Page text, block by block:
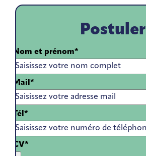
Postuler
Nom et prénom*
Mail*
Tél*
CV*